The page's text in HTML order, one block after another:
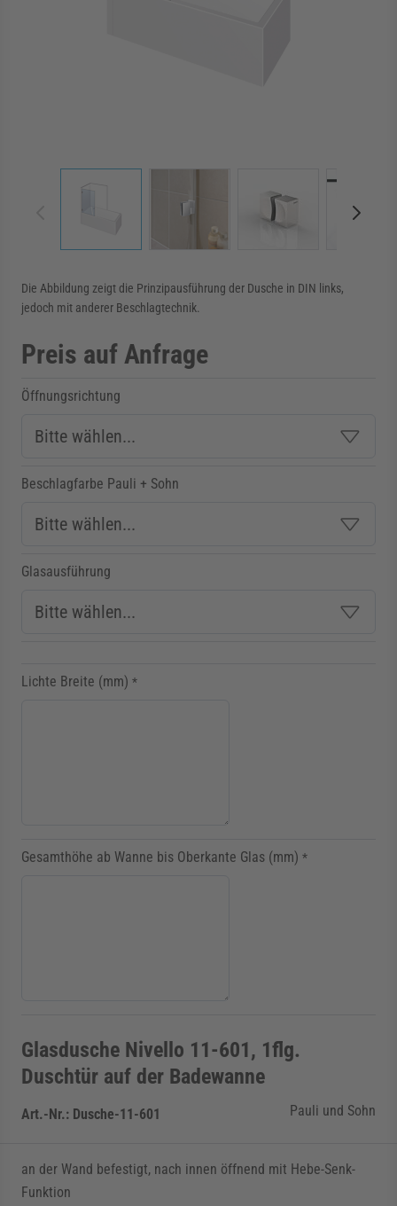
für Kategorie Angebote anzeigen
View larger image
Die Abbildung zeigt die Prinzipausführung der Dusche in DIN links,
jedoch mit anderer Beschlagtechnik.
Preis auf Anfrage
Öffnungsrichtung
Beschlagfarbe Pauli + Sohn
Glasausführung
Lichte Breite (mm) *
Gesamthöhe ab Wanne bis Oberkante Glas (mm) *
Glasdusche Nivello 11-601, 1flg.
Duschtür auf der Badewanne
Art.-Nr.: Dusche-11-601 Pauli und Sohn
an der Wand befestigt, nach innen öffnend mit Hebe-Senk-
Funktion